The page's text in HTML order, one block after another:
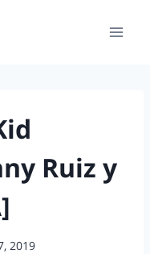
Ruiz y
2019